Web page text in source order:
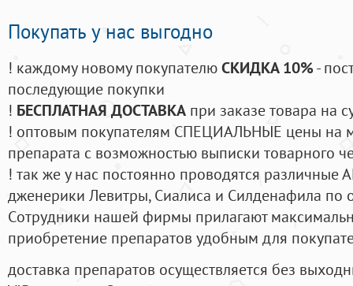
Покупать у нас выгодно
! каждому новому покупателюСКИДКА 10%-
последующие покупки
! БЕСПЛАТНАЯ ДОСТАВКА при заказе товара на
! оптовым покупателям СПЕЦИАЛЬНЫЕ цены на
препарата с возможностью выписки товарного
! так же у нас постоянно проводятся
дженерики Левитры, Сиалиса и Силденафила по
Cотрудники нашей фирмы прилагают
приобретение препаратов удобным для
доставка препаратов осуществляется без